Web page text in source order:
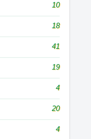
10
18
41
19
4
20
4